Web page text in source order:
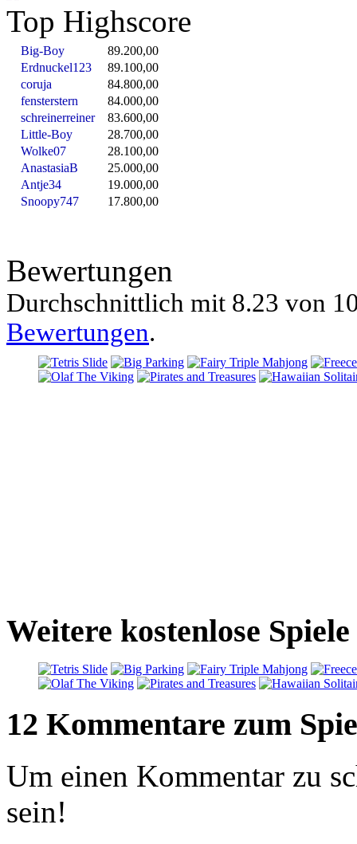
Top Highscore
Big-Boy
89.200,00
Erdnuckel123
89.100,00
coruja
84.800,00
fensterstern
84.000,00
schreinerreiner
83.600,00
Little-Boy
28.700,00
Wolke07
28.100,00
AnastasiaB
25.000,00
Antje34
19.000,00
Snoopy747
17.800,00
Bewertungen
Durchschnittlich mit 8.23 von
Bewertungen.
Weitere kostenlose
12 Kommentare zum
Um einen Kommentar zu
sein!